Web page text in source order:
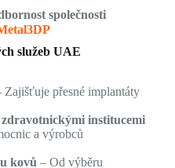
společnosti
služeb UAE
Zajišťuje přesné implantáty
institucemi
a výrobců
kovů – Od výběru